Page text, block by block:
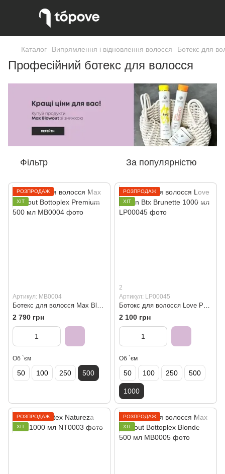
Каталог Випрямлення і відновлення волосся Ботекс для
Професійний ботекс для волосся
Фільтр За популярністю
РОЗПРОДАЖ
ХІТ
Артикул: MB0004
2 790 грн
Об `єм
50 100 250 500
РОЗПРОДАЖ
ХІТ
2
Артикул: LP00045
2 100 грн
Об `єм
50 100 250 500
1000
РОЗПРОДАЖ
ХІТ
РОЗПРОДАЖ
ХІТ